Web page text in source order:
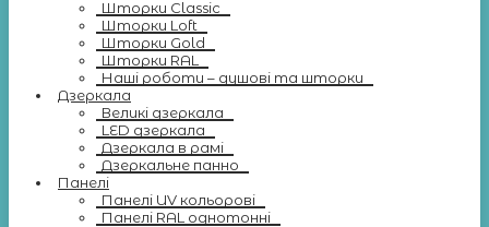
Шторки Classic
Шторки Loft
Шторки Gold
Шторки RAL
Наші роботи – душові та шторки
Дзеркала
Великі дзеркала
LED дзеркала
Дзеркала в рамі
Дзеркальне панно
Панелі
Панелі UV кольорові
Панелі RAL однотонні